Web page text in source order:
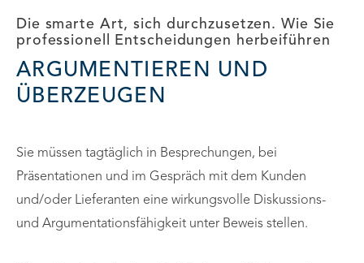
Die smarte Art, sich durchzusetzen. Wie Sie
professionell Entscheidungen herbeiführen
ARGUMENTIEREN UND
ÜBERZEUGEN
Sie müssen tagtäglich in Besprechungen, bei
Präsentationen und im Gespräch mit dem Kunden
und/oder Lieferanten eine wirkungsvolle Diskussions-
und Argumentationsfähigkeit unter Beweis stellen.